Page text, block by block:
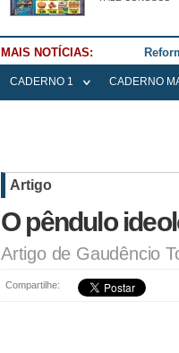
MAIS NOTÍCIAS:
CADERNO 1 CADERNO
Artigo
O pêndulo
Artigo de Gaudêncio
Compartilhe: